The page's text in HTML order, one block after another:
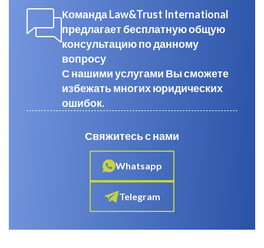
Команда Law&Trust International
предлагает бесплатную общую
консультацию по данному
вопросу
С нашими услугами Вы сможете
избежать многих юридических
ошибок.
Свяжитесь с нами
Whatsapp
Telegram